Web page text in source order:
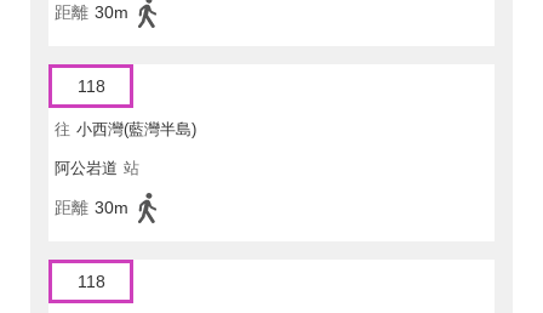
距離 30m
118
往 小西灣(藍灣半島)
阿公岩道 站
距離 30m
118